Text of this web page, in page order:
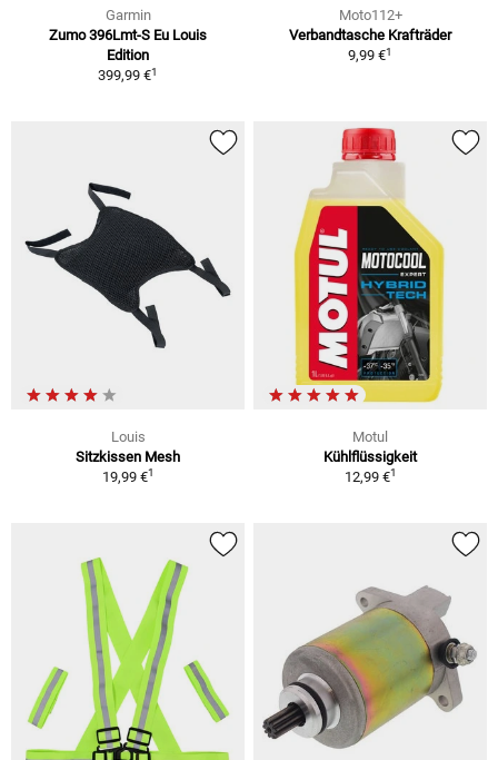
Garmin
Zumo 396Lmt-S Eu Louis
Edition
399,99 €1
Moto112+
Verbandtasche Krafträder
9,99 €1
Louis
Sitzkissen Mesh
19,99 €1
Motul
Kühlflüssigkeit
12,99 €1